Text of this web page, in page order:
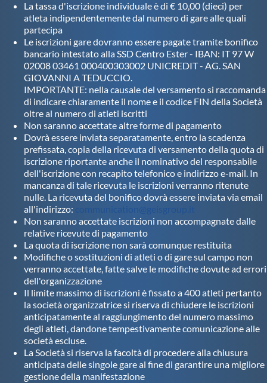
La tassa d'iscrizione individuale è di € 10,00 (dieci) per
atleta indipendentemente dal numero di gare alle quali
partecipa
Le iscrizioni gare dovranno essere pagate tramite bonifico
bancario intestato alla SSD Centro Ester - IBAN: IT 97 W
02008 03461 000400303002 UNICREDIT - AG. SAN
GIOVANNI A TEDUCCIO.
IMPORTANTE: nella causale del versamento si raccomanda
di indicare chiaramente il nome e il codice FIN della Società
oltre al numero di atleti iscritti
Non saranno accettate altre forme di pagamento
Dovrà essere inviata separatamente, entro la scadenza
prefissata, copia della ricevuta di versamento della quota di
iscrizione riportante anche il nominativo del responsabile
dell'iscrizione con recapito telefonico e indirizzo e-mail. In
mancanza di tale ricevuta le iscrizioni verranno ritenute
nulle. La ricevuta del bonifico dovrà essere inviata via email
all'indirizzo:
Non saranno accettate iscrizioni non accompagnate dalle
relative ricevute di pagamento
La quota di iscrizione non sarà comunque restituita
Modifiche o sostituzioni di atleti o di gare sul campo non
verranno accettate, fatte salve le modifiche dovute ad errori
dell'organizzazione
Il limite massimo di iscrizioni è fissato a 400 atleti pertanto
la società organizzatrice si riserva di chiudere le iscrizioni
anticipatamente al raggiungimento del numero massimo
degli atleti, dandone tempestivamente comunicazione alle
società escluse.
La Società si riserva la facoltà di procedere alla chiusura
anticipata delle singole gare al fine di garantire una migliore
gestione della manifestazione